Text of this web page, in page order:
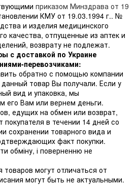
приказом Минздрава от 19
КМУ от 19.03.1994 г.. №
и изделия медицинского
качества, отпущенные из аптек и
возврату не подлежат.
с доставкой по Украине
перевозчиками:
обратно с помощью компании
данный товар Вы получали. Если у
вид и упаковка, мы
его Вам или вернем деньги.
едущих на обмен или возврат,
покупателя в течении 14 дней со
сохранении товарного вида и
факт покупки.
обміну, і поверненню не
товаров могут отличаться от
могут быть не актуальными.